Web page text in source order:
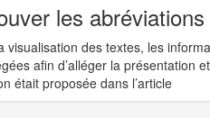
les
visualisation des textes, les
afin d’alléger la présentation
était proposée dans l’article